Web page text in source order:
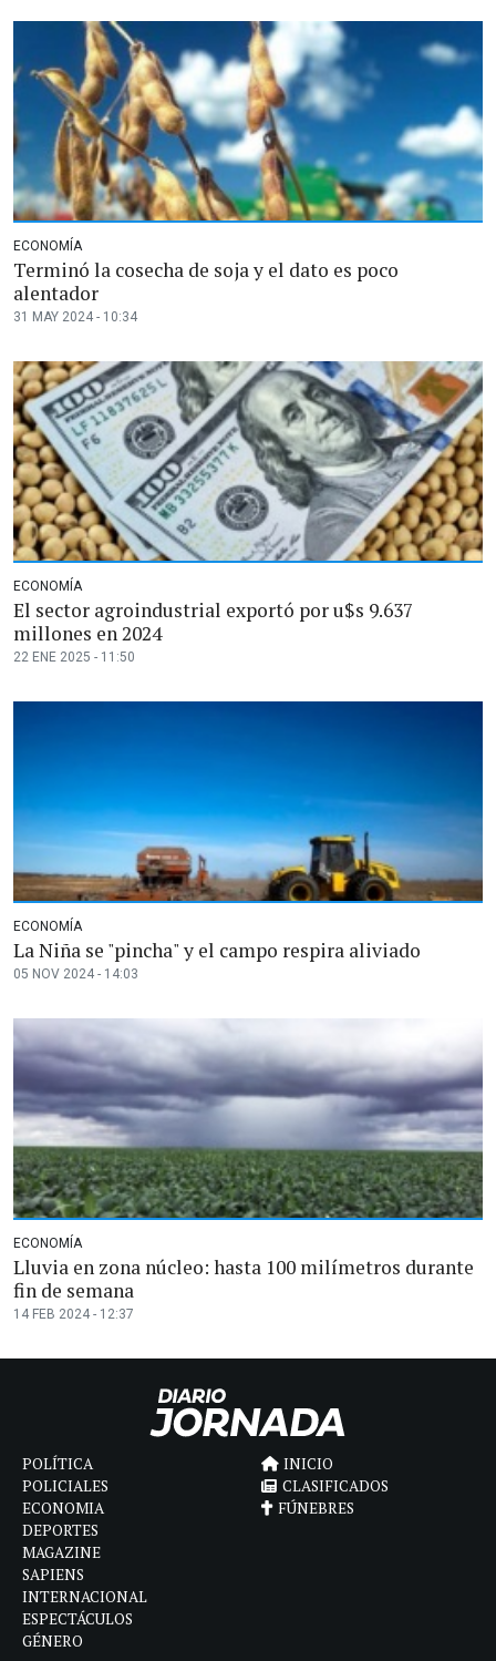
ECONOMÍA
Terminó la cosecha de soja y el dato es poco
alentador
31 MAY 2024 - 10:34
ECONOMÍA
El sector agroindustrial exportó por u$s 9.637
millones en 2024
22 ENE 2025 - 11:50
ECONOMÍA
La Niña se "pincha" y el campo respira aliviado
05 NOV 2024 - 14:03
ECONOMÍA
Lluvia en zona núcleo: hasta 100 milímetros durante
fin de semana
14 FEB 2024 - 12:37
POLÍTICA
POLICIALES
ECONOMIA
DEPORTES
MAGAZINE
SAPIENS
INTERNACIONAL
ESPECTÁCULOS
GÉNERO
INICIO
CLASIFICADOS
FÚNEBRES